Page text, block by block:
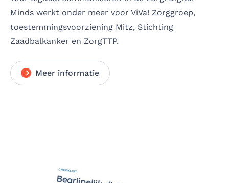
Minds werkt onder meer voor ViVa! Zorggroep,
toestemmingsvoorziening Mitz, Stichting
Zaadbalkanker en ZorgTTP.
Meer informatie